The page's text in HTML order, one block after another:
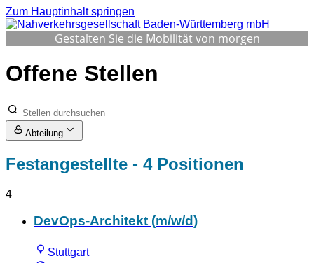
Zum Hauptinhalt springen
Gestalten Sie die Mobilität von morgen
Offene Stellen
Abteilung
Festangestellte - 4 Positionen
4
DevOps-Architekt (m/w/d)
Stuttgart